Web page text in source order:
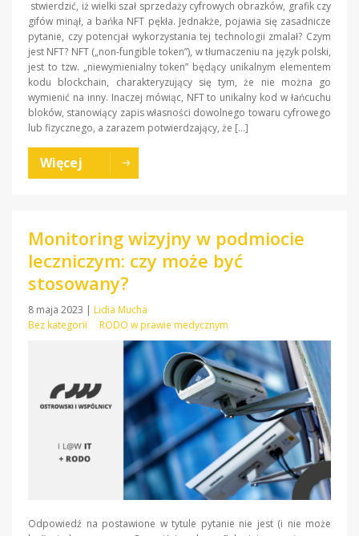
stwierdzić, iż wielki szał sprzedaży cyfrowych obrazków, grafik czy
gifów minął, a bańka NFT pękła. Jednakże, pojawia się zasadnicze
pytanie, czy potencjał wykorzystania tej technologii zmalał? Czym
jest NFT? NFT („non-fungible token”), w tłumaczeniu na język polski,
jest to tzw. „niewymienialny token” będący unikalnym elementem
kodu blockchain, charakteryzujący się tym, że nie można go
wymienić na inny. Inaczej mówiąc, NFT to unikalny kod w łańcuchu
bloków, stanowiący zapis własności dowolnego towaru cyfrowego
lub fizycznego, a zarazem potwierdzający, że […]
Więcej
Monitoring wizyjny w podmiocie
leczniczym: czy może być
stosowany?
8 maja 2023 | Lidia Mucha
Bez kategorii
RODO w prawie medycznym
Odpowiedź na postawione w tytule pytanie nie jest (i nie może